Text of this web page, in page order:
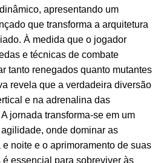
apresentando um
que transforma a arquitetura
À medida que o jogador
e técnicas de combate
tanto renegados quanto mutantes
revela que a verdadeira diversão
e na adrenalina das
jornada transforma-se em um
onde dominar as
noite e o aprimoramento de suas
essencial para sobreviver às